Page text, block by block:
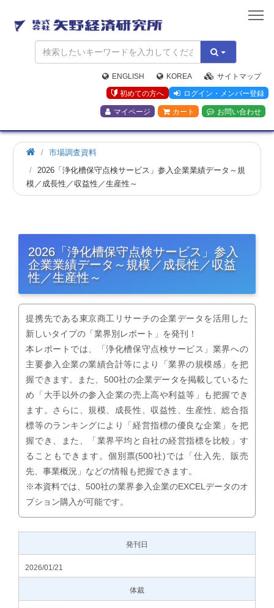
矢
野
経
済
研
究
所
ENGLISH KOREA
サイトマップ
初めての方へ
ログイン・メンバー登録
マイページ カート お問い合わせ
市場調査資料
2026「浄化槽保守点検サービス」参入企業業績データ～規
模／成長性／収益性／生産性～
2026「浄化槽保守点検サービス」参入
企業業績データ～規模／成長性／収益
性／生産性～
提携先である東京商工リサーチの企業データを活用した
新しいタイプの「業界別レポート」を発刊！
本レポートでは、「浄化槽保守点検サービス」業界への
主要参入企業の業績合計等により「業界の規模感」を把
握できます。また、500社の企業データを掲載しているた
め「大手以外の参入企業の売上高や利益等」も把握でき
ます。さらに、規模、成長性、収益性、生産性、総合指
標等のランキングにより「経営指標の優良な企業」を把
握でき、また、「業界平均と自社の経営指標を比較」す
ることもできます。個別票(500社)では「仕入先、販売
先、事業概況」などの情報も把握できます。
※本資料では、500社の業界参入企業のEXCELデータのオ
プション購入が可能です。
発刊日
2026/01/21
体裁